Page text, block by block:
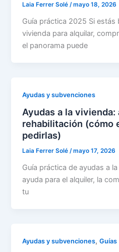
Laia Ferrer Solé/mayo 18, 2026
Guía práctica 2025 Si estás
vivienda para alquilar,
el panorama puede
Ayudas y subvenciones
Ayudas a la
rehabilitación (cómo
pedirlas)
Laia Ferrer Solé/mayo 17, 2026
Guía práctica de ayudas a
ayuda para el alquiler, la
tu
Ayudas y subvenciones,Guías